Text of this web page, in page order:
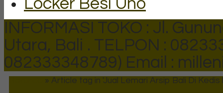
Locker Besi Uno
INFORMASI TOKO : Jl.
Utara, Bali . TELPON :
082333348789) Email :
» Article tag in 'Jual Lemari Arsip Bali Di Kedis